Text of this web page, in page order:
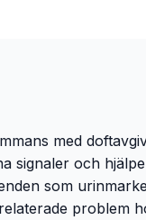
med
signaler och
som
problem